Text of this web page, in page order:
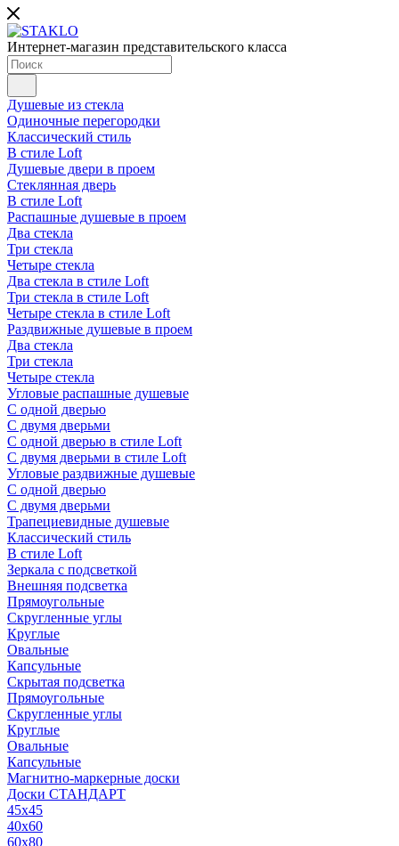
Интернет-магазин представительского класса
Душевые из стекла
Одиночные перегородки
Классический стиль
В стиле Loft
Душевые двери в проем
Стеклянная дверь
В стиле Loft
Распашные душевые в проем
Два стекла
Три стекла
Четыре стекла
Два стекла в стиле Loft
Три стекла в стиле Loft
Четыре стекла в стиле Loft
Раздвижные душевые в проем
Два стекла
Три стекла
Четыре стекла
Угловые распашные душевые
С одной дверью
С двумя дверьми
С одной дверью в стиле Loft
С двумя дверьми в стиле Loft
Угловые раздвижные душевые
С одной дверью
С двумя дверьми
Трапециевидные душевые
Классический стиль
В стиле Loft
Зеркала с подсветкой
Внешняя подсветка
Прямоугольные
Скругленные углы
Круглые
Овальные
Капсульные
Скрытая подсветка
Прямоугольные
Скругленные углы
Круглые
Овальные
Капсульные
Магнитно-маркерные доски
Доски СТАНДАРТ
45x45
40x60
60x80